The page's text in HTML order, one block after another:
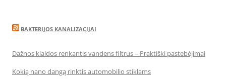
BAKTERIJOS KANALIZACIJAI
Dažnos klaidos renkantis vandens filtrus – Praktiški pastebėjimai
Kokią nano dangą rinktis automobilio stiklams